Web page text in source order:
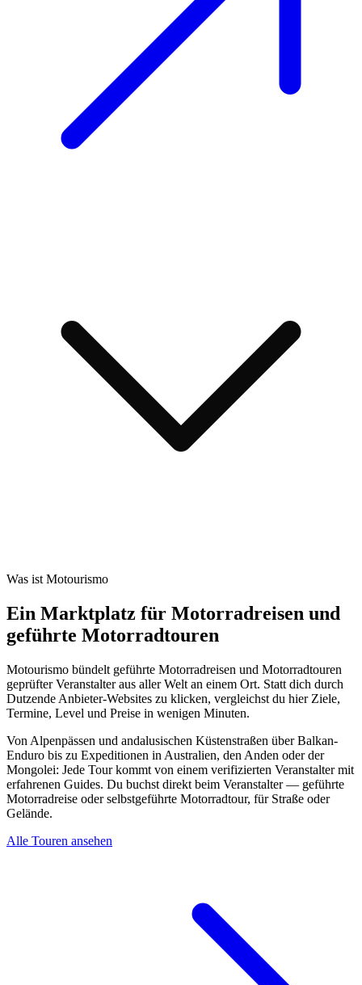
Was ist Motourismo
Ein Marktplatz für Motorradreisen und
geführte Motorradtouren
Motourismo bündelt geführte Motorradreisen und Motorradtouren
geprüfter Veranstalter aus aller Welt an einem Ort. Statt dich durch
Dutzende Anbieter-Websites zu klicken, vergleichst du hier Ziele,
Termine, Level und Preise in wenigen Minuten.
Von Alpenpässen und andalusischen Küstenstraßen über Balkan-
Enduro bis zu Expeditionen in Australien, den Anden oder der
Mongolei: Jede Tour kommt von einem verifizierten Veranstalter mit
erfahrenen Guides. Du buchst direkt beim Veranstalter — geführte
Motorradreise oder selbstgeführte Motorradtour, für Straße oder
Gelände.
Alle Touren ansehen